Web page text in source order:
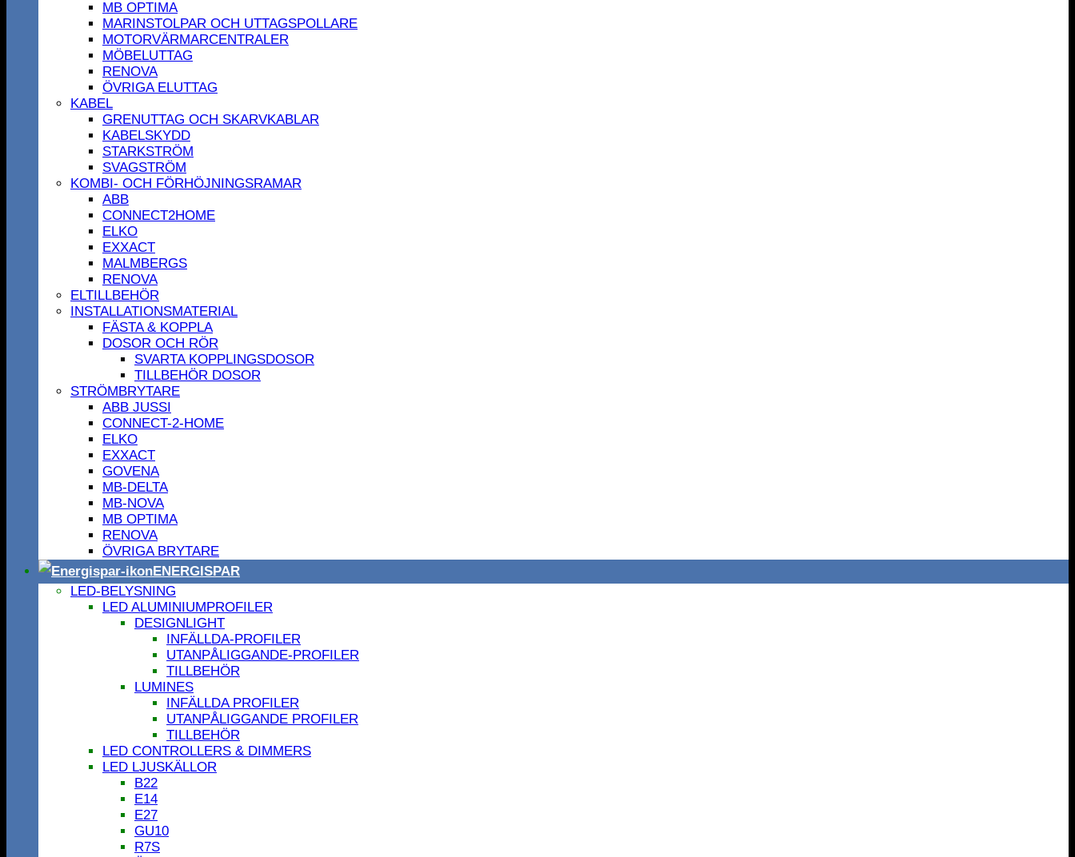
MB OPTIMA
MARINSTOLPAR OCH UTTAGSPOLLARE
MOTORVÄRMARCENTRALER
MÖBELUTTAG
RENOVA
ÖVRIGA ELUTTAG
KABEL
GRENUTTAG OCH SKARVKABLAR
KABELSKYDD
STARKSTRÖM
SVAGSTRÖM
KOMBI- OCH FÖRHÖJNINGSRAMAR
ABB
CONNECT2HOME
ELKO
EXXACT
MALMBERGS
RENOVA
ELTILLBEHÖR
INSTALLATIONSMATERIAL
FÄSTA & KOPPLA
DOSOR OCH RÖR
SVARTA KOPPLINGSDOSOR
TILLBEHÖR DOSOR
STRÖMBRYTARE
ABB JUSSI
CONNECT-2-HOME
ELKO
EXXACT
GOVENA
MB-DELTA
MB-NOVA
MB OPTIMA
RENOVA
ÖVRIGA BRYTARE
ENERGISPAR
LED-BELYSNING
LED ALUMINIUMPROFILER
DESIGNLIGHT
INFÄLLDA-PROFILER
UTANPÅLIGGANDE-PROFILER
TILLBEHÖR
LUMINES
INFÄLLDA PROFILER
UTANPÅLIGGANDE PROFILER
TILLBEHÖR
LED CONTROLLERS & DIMMERS
LED LJUSKÄLLOR
B22
E14
E27
GU10
R7S